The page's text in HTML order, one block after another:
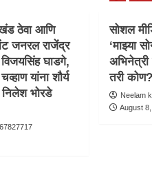
ठेवा आणि
जनरल राजेंद्र
घाडगे,
यांना शौर्य
भोरडे
सोशल
‘माझ्या
अभिनेत्री
तरी कोण?
Neelam
August